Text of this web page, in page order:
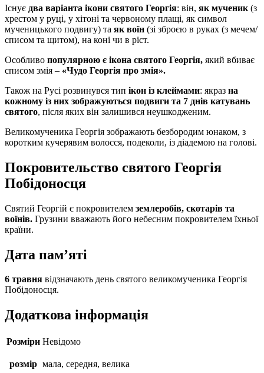
Існує два варіанта ікони святого Георгія: він, як мученик (з
хрестом у руці, у хітоні та червоному плащі, як символ
мученицького подвигу) та як воїн (зі зброєю в руках (з мечем/
списом та щитом), на коні чи в ріст.
Особливо популярною є ікона святого Георгія, який вбиває
списом змія – «Чудо Георгія про змія».
Також на Русі розвинувся тип ікон із клеймами: якраз на
кожному із них зображуються подвиги та 7 днів катувань
святого, після яких він залишився неушкодженим.
Великомученика Георгія зображають безбородим юнаком, з
коротким кучерявим волосся, подеколи, із діадемою на голові.
Покровительство святого Георгія
Побідоносця
Святий Георгій є покровителем землеробів, скотарів та
воїнів. Грузини вважають його небесним покровителем їхньої
країни.
Дата пам’яті
6 травня відзначають день святого великомученика Георгія
Побідоносця.
Додаткова інформація
Розміри Невідомо
розмір мала, середня, велика